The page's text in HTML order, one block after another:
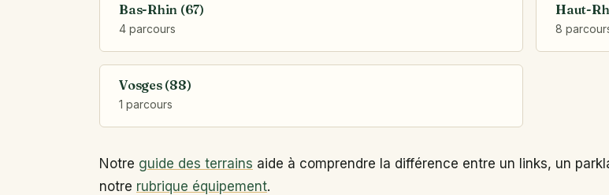
Bas-Rhin (67)
4 parcours
Haut-
8
Vosges (88)
1 parcours
Notre guide des terrains aide à comprendre la différence entre un links, un
notre rubrique équipement.